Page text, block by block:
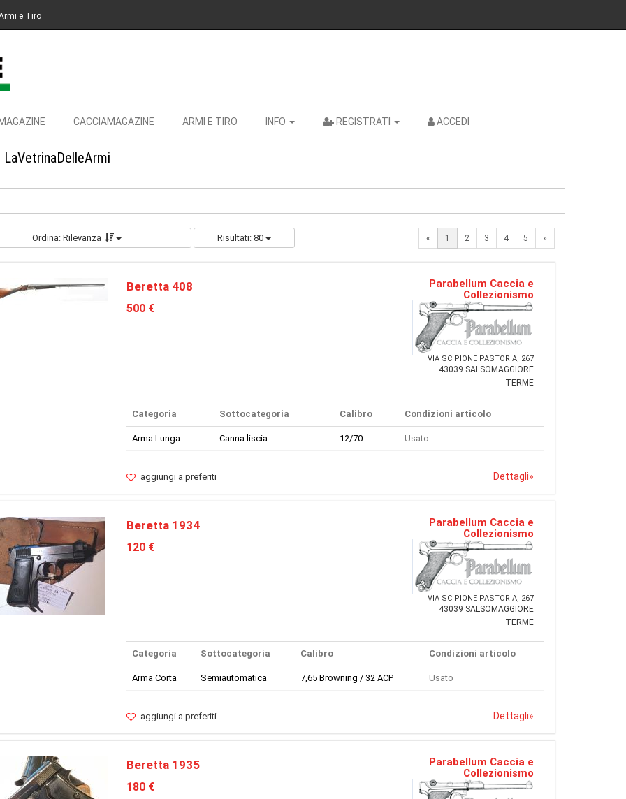
e Tiro
CACCIAMAGAZINE ARMI E TIRO INFO REGISTRATI ACCEDI
Ordina: Rilevanza Risultati: 80 « 1 2 3 4 5 »
Beretta 408
500 €
Parabellum Caccia e
Collezionismo
VIA SCIPIONE PASTORIA, 267
43039 SALSOMAGGIORE
TERME
Categoria Sottocategoria Calibro Condizioni articolo
Arma Lunga Canna liscia 12/70 Usato
aggiungi a preferiti Dettagli»
Beretta 1934
120 €
Parabellum Caccia e
Collezionismo
VIA SCIPIONE PASTORIA, 267
43039 SALSOMAGGIORE
TERME
Categoria Sottocategoria Calibro Condizioni articolo
Arma Corta Semiautomatica 7,65 Browning / 32 ACP Usato
aggiungi a preferiti Dettagli»
Beretta 1935
180 €
Parabellum Caccia e
Collezionismo